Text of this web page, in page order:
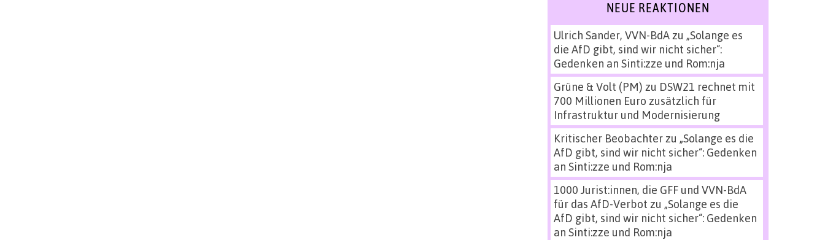
NEUE REAKTIONEN
Ulrich Sander, VVN-BdAzu „Solange es
die AfD gibt, sind wir nicht sicher“:
Gedenken an Sinti:zze und Rom:nja
Grüne & Volt (PM) zu DSW21 rechnet mit
700 Millionen Euro zusätzlich für
Infrastruktur und Modernisierung
Kritischer Beobachterzu „Solange es die
AfD gibt, sind wir nicht sicher“: Gedenken
an Sinti:zze und Rom:nja
1000 Jurist:innen, die GFF und VVN-BdA
für das AfD-Verbot zu „Solange es die
AfD gibt, sind wir nicht sicher“: Gedenken
an Sinti:zze und Rom:nja